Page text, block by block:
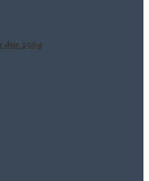
dur 250g